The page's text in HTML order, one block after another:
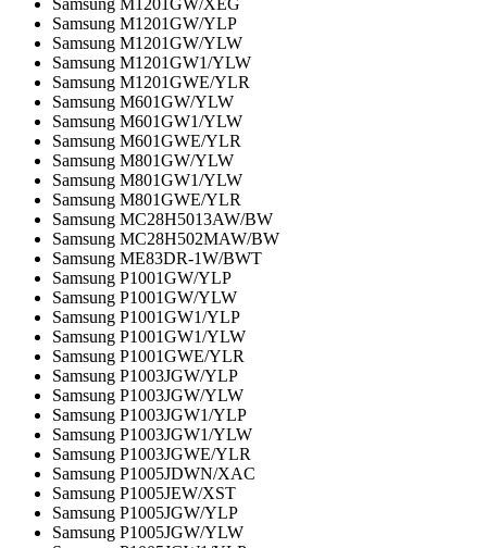
Samsung M1201GW/YLP
Samsung M1201GW/YLW
Samsung M1201GW1/YLW
Samsung M1201GWE/YLR
Samsung M601GW/YLW
Samsung M601GW1/YLW
Samsung M601GWE/YLR
Samsung M801GW/YLW
Samsung M801GW1/YLW
Samsung M801GWE/YLR
Samsung MC28H5013AW/BW
Samsung MC28H502MAW/BW
Samsung ME83DR-1W/BWT
Samsung P1001GW/YLP
Samsung P1001GW/YLW
Samsung P1001GW1/YLP
Samsung P1001GW1/YLW
Samsung P1001GWE/YLR
Samsung P1003JGW/YLP
Samsung P1003JGW/YLW
Samsung P1003JGW1/YLP
Samsung P1003JGW1/YLW
Samsung P1003JGWE/YLR
Samsung P1005JDWN/XAC
Samsung P1005JEW/XST
Samsung P1005JGW/YLP
Samsung P1005JGW/YLW